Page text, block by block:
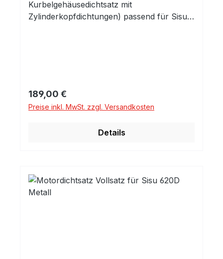
Kurbelgehäusedichtsatz mit
Zylinderkopfdichtungen) passend für Sisu
Regulärer Preis:
189,00 €
Preise inkl. MwSt. zzgl. Versandkosten
Details